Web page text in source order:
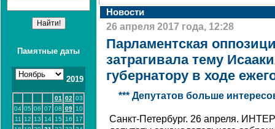
Памятные даты
2019
01 02 03
04 05 06 07 08 09 10
11
12 13 14 15 16
17
Новости
26 апреля 2017 года, 12:28
Парламентская
затрагивала тему
губернатору в ходе
*** Депутатов больше
Санкт-Петербург. 26 апреля.